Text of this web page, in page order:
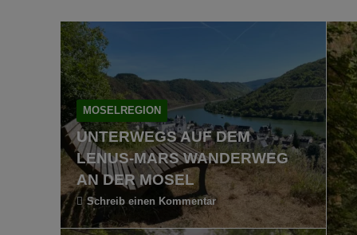
MOSELREGION
UNTERWEGS AUF DEM
LENUS-MARS WANDERWEG
AN DER MOSEL
Schreib einen Kommentar